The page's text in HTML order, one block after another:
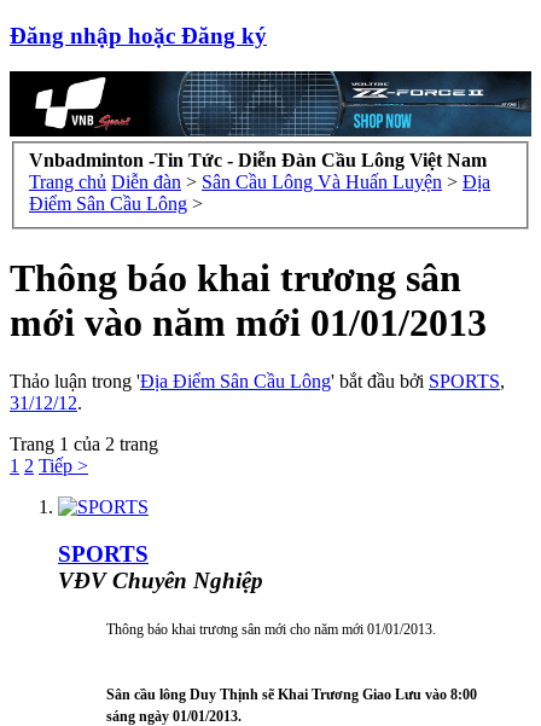
Đăng nhập hoặc Đăng ký
Vnbadminton -Tin Tức - Diễn Đàn Cầu Lông Việt Nam
Trang chủ Diễn đàn > Sân Cầu Lông Và Huấn Luyện > Địa
Điểm Sân Cầu Lông >
Thông báo khai trương sân
mới vào năm mới 01/01/2013
Thảo luận trong 'Địa Điểm Sân Cầu Lông' bắt đầu bởi SPORTS,
31/12/12.
Trang 1 của 2 trang
1 2 Tiếp >
SPORTS
VĐV Chuyên Nghiệp
Thông báo khai trương sân mới cho năm mới 01/01/2013.
Sân cầu lông Duy Thịnh sẽ Khai Trương Giao Lưu vào 8:00
sáng ngày 01/01/2013.